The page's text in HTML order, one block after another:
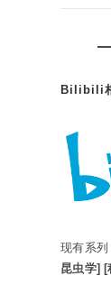
Bilibili
现有系列
昆虫学] [